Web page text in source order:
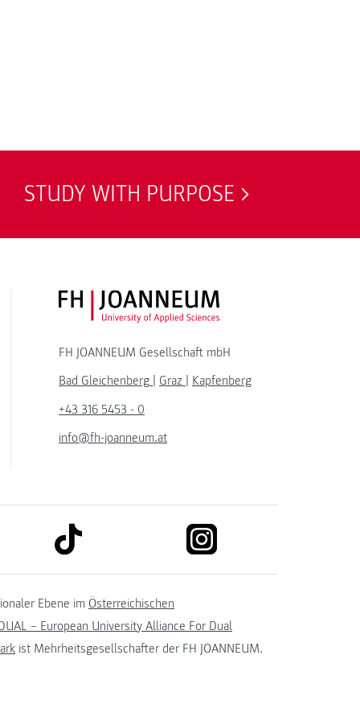
STUDY WITH PURPOSE
FH JOANNEUM Logo
FH JOANNEUM Gesellschaft mbH
Bad Gleichenberg
Graz
Kapfenberg
+43 316 5453 - 0
info@fh-joanneum.at
link to tiktok
Ebene im Österreichischen
– European University Alliance For Dual
ist Mehrheitsgesellschafter der FH JOANNEUM.